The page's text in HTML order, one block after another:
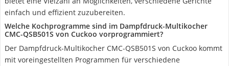
einfach und effizient zuzubereiten.
Welche Kochprogramme sind im Dampfdruck-Multikocher
CMC-QSB501S von Cuckoo vorprogrammiert?
Der Dampfdruck-Multikocher CMC-QSB501S von Cuckoo kommt
mit voreingestellten Programmen für verschiedene